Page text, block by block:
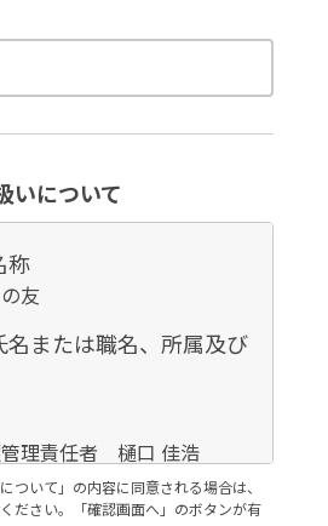
いについて
称
友
名または職名、所属及び
管理責任者 樋口 佳浩
ついて」の内容に同意される場合は、
ださい。「確認画面へ」のボタンが有